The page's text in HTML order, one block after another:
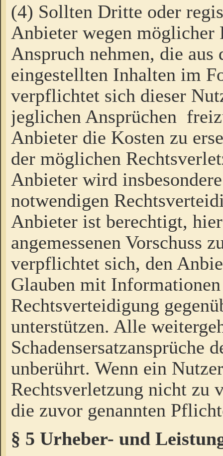
(4) Sollten Dritte oder
Anbieter wegen möglicher
Anspruch nehmen, die
eingestellten Inhalten im
verpflichtet sich dieser
jeglichen Ansprüchen
Anbieter die Kosten zu
der möglichen
Anbieter wird
notwendigen
Anbieter ist berechtigt,
angemessenen Vorschuss
verpflichtet sich, den
Glauben mit
Rechtsverteidigung
unterstützen. Alle
Schadensersatzansprüche
unberührt. Wenn ein
Rechtsverletzung nicht zu
die zuvor genannten
§ 5 Urheber- und